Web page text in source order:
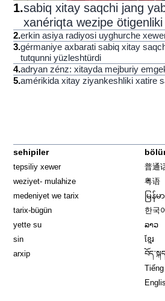
1.sabiq xitay saqchi jang
xanériqta wezipe ötigenliki
2.erkin asiya radiyosi uyghurche
3.gérmaniye axbarati sabiq xitay
tutqunni yüzleshtürdi
4.adryan zénz: xitayda mejburiy
5.amérikida xitay ziyankeshliki xatire
sehipiler
tepsiliy xewer
weziyet- mulahize
medeniyet we tarix
tarix-bügün
yette su
sin
arxip
普通
粤语
မြန်မာ
한국
ລາວ
ខ្មែរ